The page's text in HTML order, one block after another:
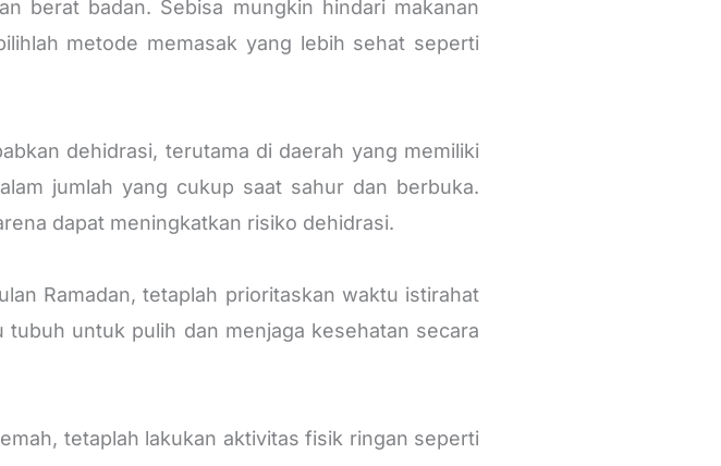
berat badan. Sebisa mungkin hindari makanan
metode memasak yang lebih sehat seperti
dehidrasi, terutama di daerah yang memiliki
jumlah yang cukup saat sahur dan berbuka.
dapat meningkatkan risiko dehidrasi.
Ramadan, tetaplah prioritaskan waktu istirahat
untuk pulih dan menjaga kesehatan secara
tetaplah lakukan aktivitas fisik ringan seperti